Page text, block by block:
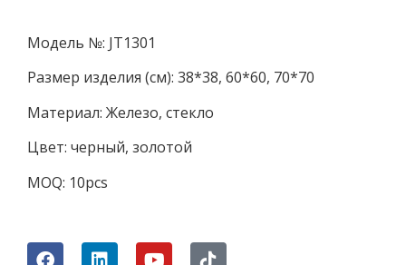
Модель №: JT1301
Размер изделия (см): 38*38, 60*60, 70*70
Материал: Железо, стекло
Цвет: черный, золотой
MOQ: 10pcs